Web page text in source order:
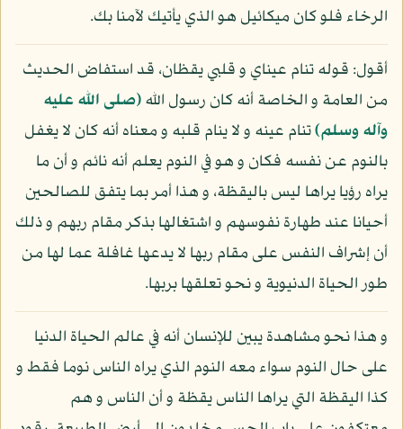
الرخاء فلو كان ميكائيل هو الذي يأتيك لآمنا بك.
أقول: قوله تنام عيناي و قلبي يقظان، قد استفاض الحديث
من العامة و الخاصة أنه كان رسول الله(صلى الله عليه
وآله وسلم)تنام عينه و لا ينام قلبه و معناه أنه كان لا يغفل
بالنوم عن نفسه فكان و هو في النوم يعلم أنه نائم و أن ما
يراه رؤيا يراها ليس باليقظة، و هذا أمر بما يتفق للصالحين
أحيانا عند طهارة نفوسهم و اشتغالها بذكر مقام ربهم و ذلك
أن إشراف النفس على مقام ربها لا يدعها غافلة عما لها من
طور الحياة الدنيوية و نحو تعلقها بربها.
و هذا نحو مشاهدة يبين للإنسان أنه في عالم الحياة الدنيا
على حال النوم سواء معه النوم الذي يراه الناس نوما فقط و
كذا اليقظة التي يراها الناس يقظة و أن الناس و هم